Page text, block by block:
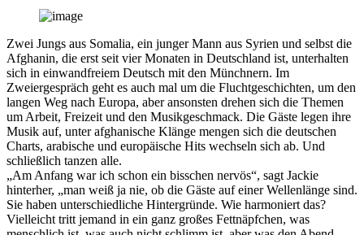
Zwei Jungs aus Somalia, ein junger Mann aus Syrien und selbst die
Afghanin, die erst seit vier Monaten in Deutschland ist, unterhalten
sich in einwandfreiem Deutsch mit den Münchnern. Im
Zweiergespräch geht es auch mal um die Fluchtgeschichten, um den
langen Weg nach Europa, aber ansonsten drehen sich die Themen
um Arbeit, Freizeit und den Musikgeschmack. Die Gäste legen ihre
Musik auf, unter afghanische Klänge mengen sich die deutschen
Charts, arabische und europäische Hits wechseln sich ab. Und
schließlich tanzen alle.
„Am Anfang war ich schon ein bisschen nervös“, sagt Jackie
hinterher, „man weiß ja nie, ob die Gäste auf einer Wellenlänge sind.
Sie haben unterschiedliche Hintergründe. Wie harmoniert das?
Vielleicht tritt jemand in ein ganz großes Fettnäpfchen, was